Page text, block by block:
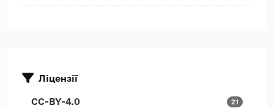
Ліцензії
CC-BY-4.0 21